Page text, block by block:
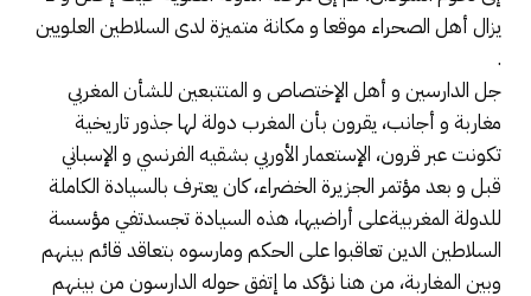
يزال أهل الصحراء موقعا و مكانة متميزة لدى السلاطين العلويين
.
جل الدارسين و أهل الإختصاص و المتتبعين للشأن المغربي
مغاربة و أجانب، يقرون بأن المغرب دولة لها جذور تاريخية
تكونت عبر قرون، الإستعمار الأوربي بشقيه الفرنسي و الإسباني
قبل و بعد مؤتمر الجزيرة الخضراء، كان يعترف بالسيادة الكاملة
للدولة المغربيةعلى أراضيها، هذه السيادة تجسدتفي مؤسسة
السلاطين الدين تعاقبوا على الحكم ومارسوه بتعاقد قائم بينهم
وبين المغاربة، من هنا نؤكد ما إتفق حوله الدارسون من بينهم